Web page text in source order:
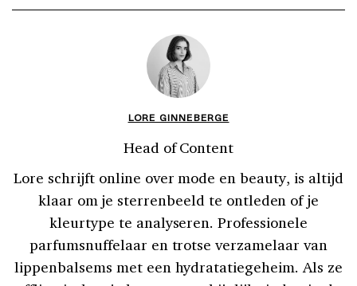
LORE GINNEBERGE
Head of Content
Lore schrijft online over mode en beauty, is altijd
klaar om je sterrenbeeld te ontleden of je
kleurtype te analyseren. Professionele
parfumsnuffelaar en trotse verzamelaar van
lippenbalsems met een hydratatiegeheim. Als ze